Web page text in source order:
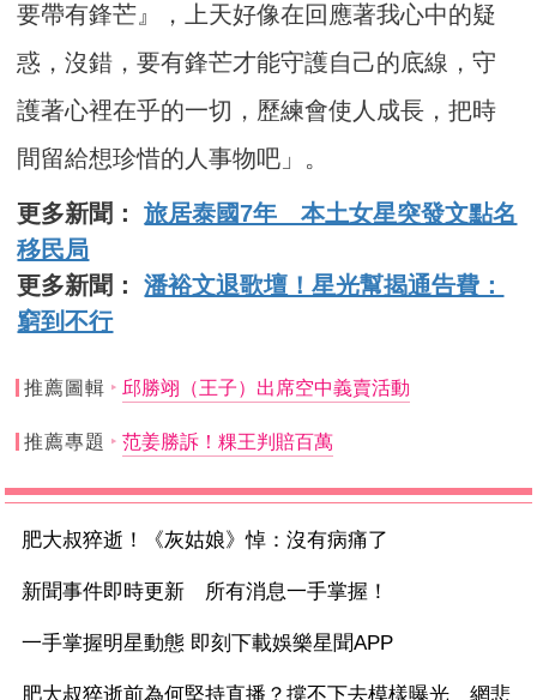
要帶有鋒芒』，上天好像在回應著我心中的疑
惑，沒錯，要有鋒芒才能守護自己的底線，守
護著心裡在乎的一切，歷練會使人成長，把時
間留給想珍惜的人事物吧」。
更多新聞：旅居泰國7年 本土女星突發文點名
移民局
更多新聞：潘裕文退歌壇！星光幫揭通告費：
窮到不行
推薦圖輯 邱勝翊（王子）出席空中義賣活動
推薦專題 范姜勝訴！粿王判賠百萬
肥大叔猝逝！《灰姑娘》悼：沒有病痛了
新聞事件即時更新 所有消息一手掌握！
一手掌握明星動態 即刻下載娛樂星聞APP
肥大叔猝逝前為何堅持直播？撐不下去模樣曝光 網悲